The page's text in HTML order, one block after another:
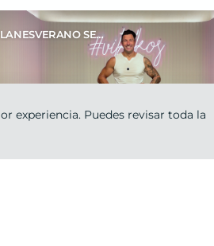
#PLANESVERANO SEM4
experiencia. Puedes revisar toda la